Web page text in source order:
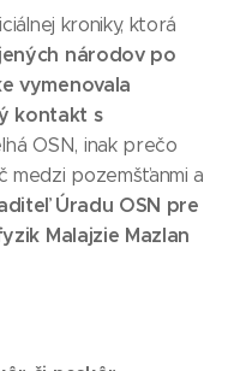
kroniky, ktorá
národov po
vymenovala
kontakt s
OSN, inak prečo
medzi pozemšťanmi a
Úradu OSN pre
Malajzie Mazlan